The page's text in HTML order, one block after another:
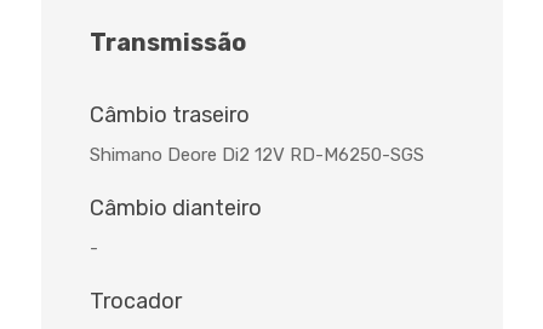
Transmissão
Câmbio traseiro
Shimano Deore Di2 12V RD-M6250-SGS
Câmbio dianteiro
-
Trocador